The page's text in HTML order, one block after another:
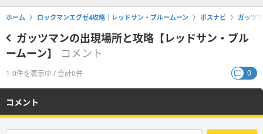
ホーム ロックマンエグゼ4攻略｜レッドサン・ブルームーン ボスナビ ガッツ
ガッツマンの出現場所と攻略【レッドサン・ブル
ームーン】
コメント
1-0件を表示中 / 合計0件 0
コメント